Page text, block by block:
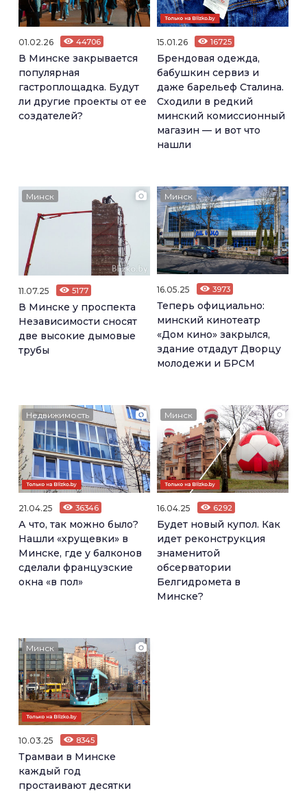
01.02.26 44706
В Минске закрывается
популярная
гастроплощадка. Будут
ли другие проекты от ее
создателей?
15.01.26 16725
Брендовая одежда,
бабушкин сервиз и
даже барельеф Сталина.
Сходили в редкий
минский комиссионный
магазин — и вот что
нашли
Минск
11.07.25 5177
В Минске у проспекта
Независимости сносят
две высокие дымовые
трубы
Минск
16.05.25 3973
Теперь официально:
минский кинотеатр
«Дом кино» закрылся,
здание отдадут Дворцу
молодежи и БРСМ
Недвижимость
21.04.25 36346
А что, так можно было?
Нашли «хрущевки» в
Минске, где у балконов
сделали французские
окна «в пол»
Минск
16.04.25 6292
Будет новый купол. Как
идет реконструкция
знаменитой
обсерватории
Белгидромета в
Минске?
Минск
10.03.25 8345
Трамваи в Минске
каждый год
простаивают десятки